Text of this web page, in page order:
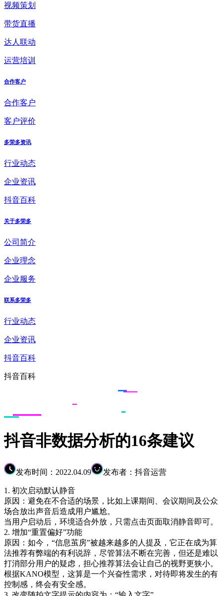
视频策划
带货直播
达人联动
运营培训
合作客户
合作客户
客户评价
多荣多资讯
行业动态
企业资讯
抖音百科
关于多荣多
公司简介
企业理念
企业服务
联系多荣多
行业动态
企业资讯
抖音百科
抖音百科
抖音非数据分析的16条建议
发布时间：2022.04.09 发布者：抖音运营
1. 初次启动默认静音
原因：避免在不合适的场景，比如上课期间、会议期间及公众
场合放出声音后造成用户尴尬。
当用户启动后，环境适合外放，只需点击页面取消静音即可。
2. 增加“重置偏好”功能
原因：如今，“信息茧房”被越来越多的人提及，它正在成为算
法推荐有弊端的有利说辞，尽管算法不断在完善，但还是难以
打消部分用户的疑虑，担心推荐算法会让自己的视野更狭小。
根据KANO模型，这算是一个兴奋性需求，对待即将发生的有
控制感，终会有安全感。